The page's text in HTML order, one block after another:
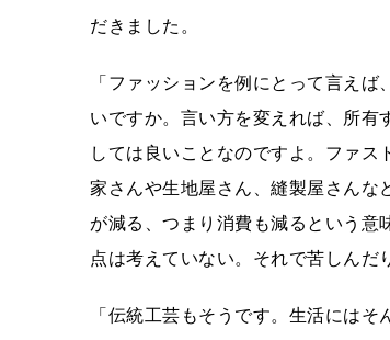
だきました。
「ファッションを例にとって言え
いですか。言い方を変えれば、所有
しては良いことなのですよ。ファ
家さんや生地屋さん、縫製屋さんな
が減る、つまり消費も減るという意
点は考えていない。それで苦しんだ
「伝統工芸もそうです。生活には